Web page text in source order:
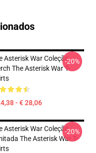
Asterisk War Coleção
The Asterisk War T-
- € 28,06
-20%
Asterisk War Coleção
The Asterisk War T-
-20%